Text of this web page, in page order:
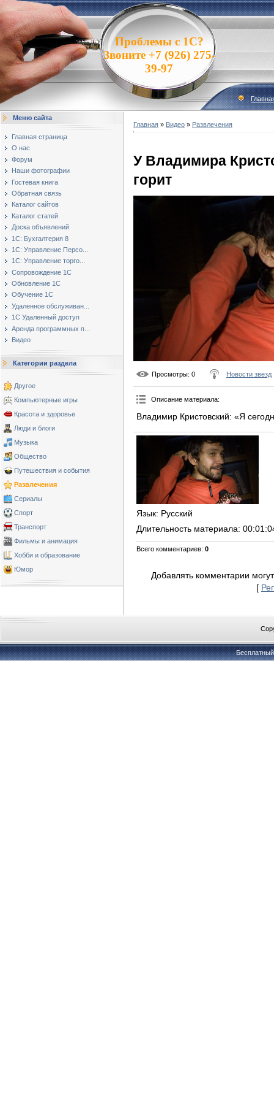
Проблемы с 1С?
Звоните +7 (926) 275-
39-97
Меню сайта
Главная страница
О нас
Форум
Наши фотографии
Гостевая книга
Обратная связь
Каталог сайтов
Каталог статей
Доска объявлений
1С: Бухгалтерия 8
1С: Управление Персо...
1С: Управление торго...
Сопровождение 1С
Обновление 1С
Обучение 1С
Удаленное обслуживан...
1С Удаленный доступ
Аренда программных п...
Видео
Категории раздела
Другое
Компьютерные игры
Красота и здоровье
Люди и блоги
Музыка
Общество
Путешествия и события
Развлечения
Сериалы
Спорт
Транспорт
Фильмы и анимация
Хобби и образование
Юмор
Главная » Видео » Развлечения
У Владимира
горит
Просмотры: 0 Новости звезд
Описание материала:
Владимир Кристовский: «Я
Язык: Русский
Длительность материала:
Всего комментариев: 0
Добавлять комментарии
[